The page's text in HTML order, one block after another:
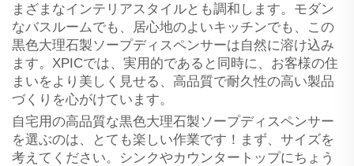
まざまなインテリアスタイルとも調和します。モダン
なバスルームでも、居心地のよいキッチンでも、この
黒色大理石製ソープディスペンサーは自然に溶け込み
ます。XPICでは、実用的であると同時に、お客様の住
まいをより美しく見せる、高品質で耐久性の高い製品
づくりを心がけています。
自宅用の高品質な黒色大理石製ソープディスペンサー
を選ぶのは、とても楽しい作業です！まず、サイズを
考えてください。シンクやカウンタートップにちょう